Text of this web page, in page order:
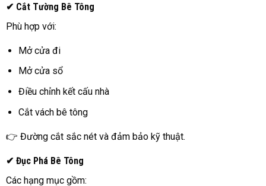
✔ Cắt Tường Bê Tông
Phù hợp với:
Mở cửa đi
Mở cửa sổ
Điều chỉnh kết cấu nhà
Cắt vách bê tông
👉 Đường cắt sắc nét và đảm bảo kỹ thuật.
✔ Đục Phá Bê Tông
Các hạng mục gồm: